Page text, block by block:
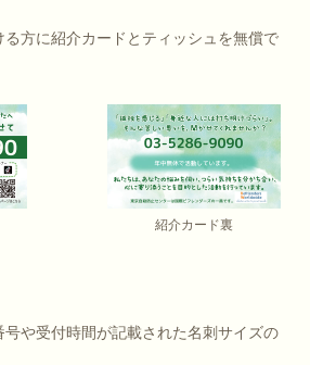
方に紹介カードとティッシュを無償で
紹介カード裏
や受付時間が記載された名刺サイズの